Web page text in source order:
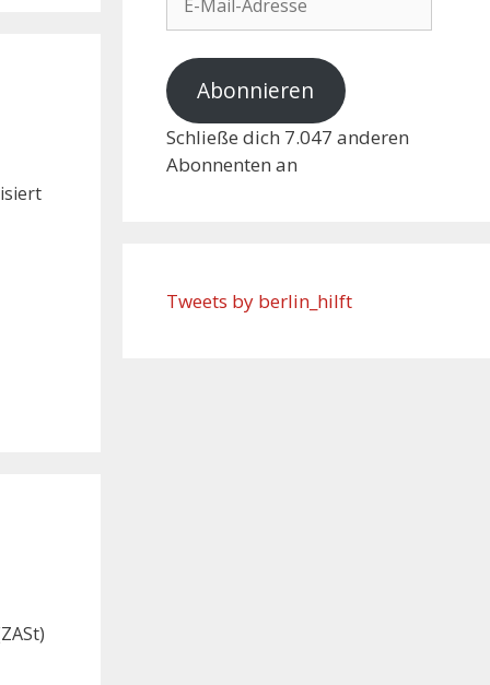
Abonnieren
Schließe dich 7.047 anderen
Abonnenten an
Tweets by berlin_hilft